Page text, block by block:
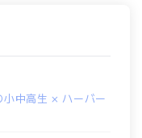
中高生 × ハーバー